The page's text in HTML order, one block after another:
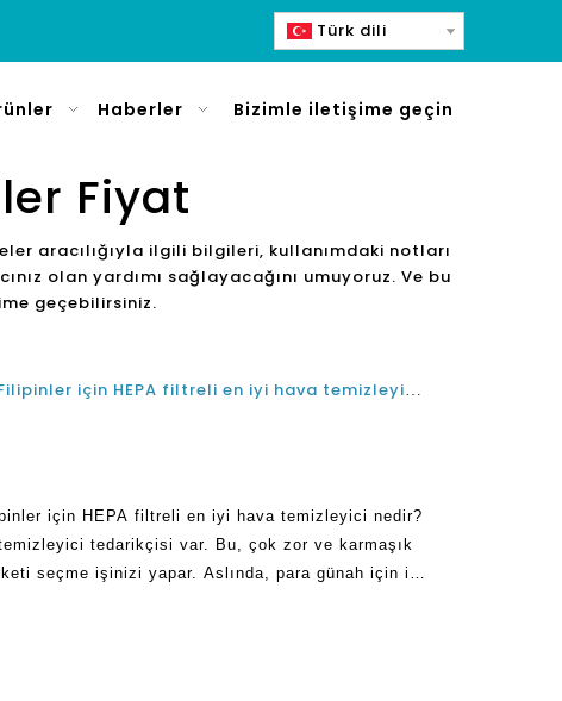
Türk dili
Haberler Bizimle iletişime geçin
Fiyat
aracılığıyla ilgili bilgileri, kullanımdaki notları
olan yardımı sağlayacağını umuyoruz. Ve bu
geçebilirsiniz.
2022'de Covid Tedarikçisi Filipinler için HEPA filtreli en iyi hava temizleyici nedir?
için HEPA filtreli en iyi hava temizleyici nedir?
tedarikçisi var. Bu, çok zor ve karmaşık
seçme işinizi yapar. Aslında, para günah için iyi